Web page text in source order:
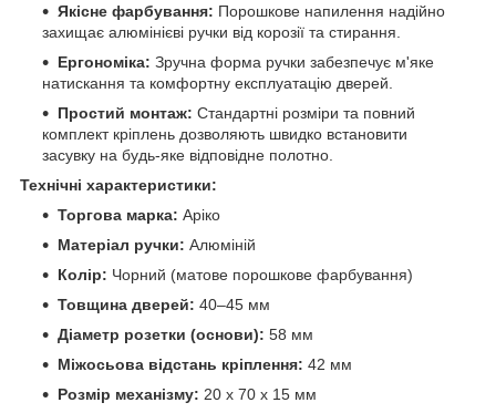
Якісне фарбування: Порошкове напилення надійно
захищає алюмінієві ручки від корозії та стирання.
Ергономіка: Зручна форма ручки забезпечує м'яке
натискання та комфортну експлуатацію дверей.
Простий монтаж: Стандартні розміри та повний
комплект кріплень дозволяють швидко встановити
засувку на будь-яке відповідне полотно.
Технічні характеристики:
Торгова марка: Аріко
Матеріал ручки: Алюміній
Колір: Чорний (матове порошкове фарбування)
Товщина дверей: 40–45 мм
Діаметр розетки (основи): 58 мм
Міжосьова відстань кріплення: 42 мм
Розмір механізму: 20 х 70 х 15 мм